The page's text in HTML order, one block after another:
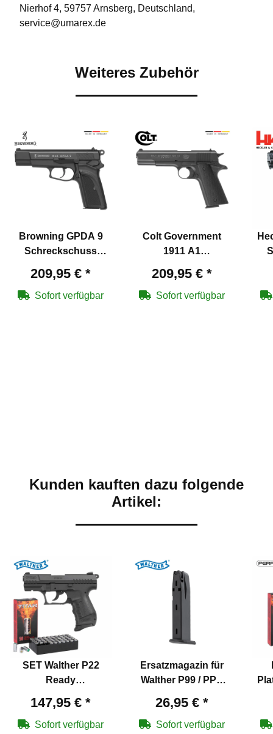
Nierhof 4, 59757 Arnsberg, Deutschland,
service@umarex.de
Weiteres Zubehör
Browning GPDA 9
Schreckschuss
P.A.K. (P18)
209,95 € *
Sofort verfügbar
Colt Government
1911 A1
Pistole Schwarz 9 mm
P.A.K. (P18)
209,95 € *
Sofort verfügbar
Kunden kauften dazu folgende
Artikel:
SET Walther P22
Ready
Pistole Schwarz 9 mm
P.A.K. (P18)
147,95 € *
Sofort verfügbar
Ersatzmagazin für
Walther P99 / PPQ
Pistole 9 mm P.A.K.
26,95 € *
Sofort verfügbar